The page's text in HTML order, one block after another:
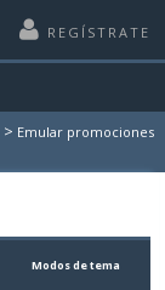
REGÍSTRATE
> Emular promociones
Modos de tema